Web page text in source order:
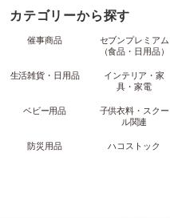
カテゴリーから探す
催事商品
セブンプレミアム
（食品・日用品）
生活雑貨・日用品
インテリア・家
具・家電
ベビー用品
子供衣料・スクー
ル関連
防災用品 ハコストック